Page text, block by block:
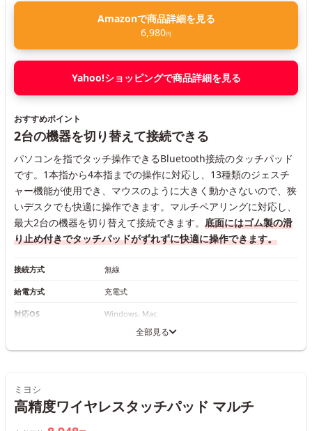
Amazonで商品詳細を見る
6,980円
Yahoo!ショッピングで商品詳細を見る
おすすめポイント
2台の機器を切り替えて接続できる
パソコンを指でタッチ操作できるBluetooth接続のタッチパッド
です。1本指から4本指までの操作に対応し、13種類のジェスチ
ャー機能が使用でき、マウスのように大きく動かさないので、狭
いデスクでも快適に操作できます。マルチペアリングに対応し、
最大2台の機器を切り替えて接続できます。 底面にはゴム製の滑
り止め付きでタッチパッドがずれずに快適に操作できます。
接続方式 無線
給電方式 充電式
対応OS Windows, Mac
全部見る
ミヨシ
高精度ワイヤレスタッチパッド マルチ